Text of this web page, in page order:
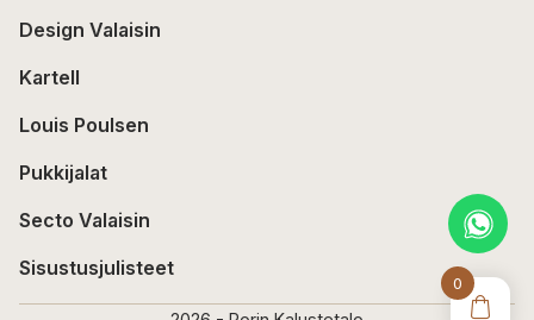
0
Design Valaisin
Kartell
Louis Poulsen
Pukkijalat
Secto Valaisin
Sisustusjulisteet